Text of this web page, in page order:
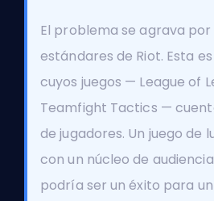
El problema se agrava
estándares de Riot. Esta
cuyos juegos — League of
Teamfight Tactics —
de jugadores. Un juego de
con un núcleo de
podría ser un éxito para